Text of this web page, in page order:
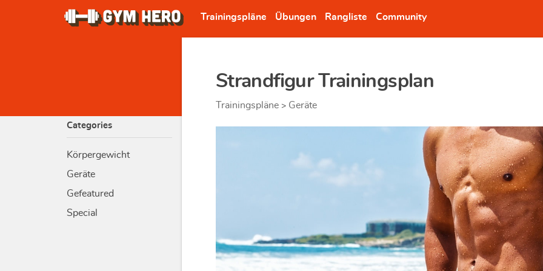
Trainingspläne Übungen Rangliste Community
Categories
Körpergewicht
Geräte
Gefeatured
Special
Strandfigur Trainingsplan
Trainingspläne> Geräte